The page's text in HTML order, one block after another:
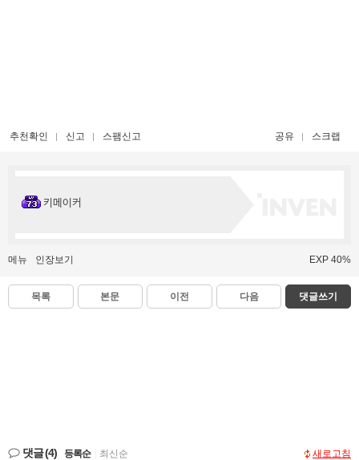
추천확인 신고 스팸신고 공유 스크랩
키메이커
메뉴 인장보기 EXP 40%
목록 본문 이전 다음 댓글쓰기
댓글(4) 등록순 최신순 새로고침